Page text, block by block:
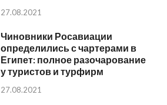
27.08.2021
Чиновники Росавиации
определились с чартерами в
Египет: полное разочарование
у туристов и турфирм
27.08.2021